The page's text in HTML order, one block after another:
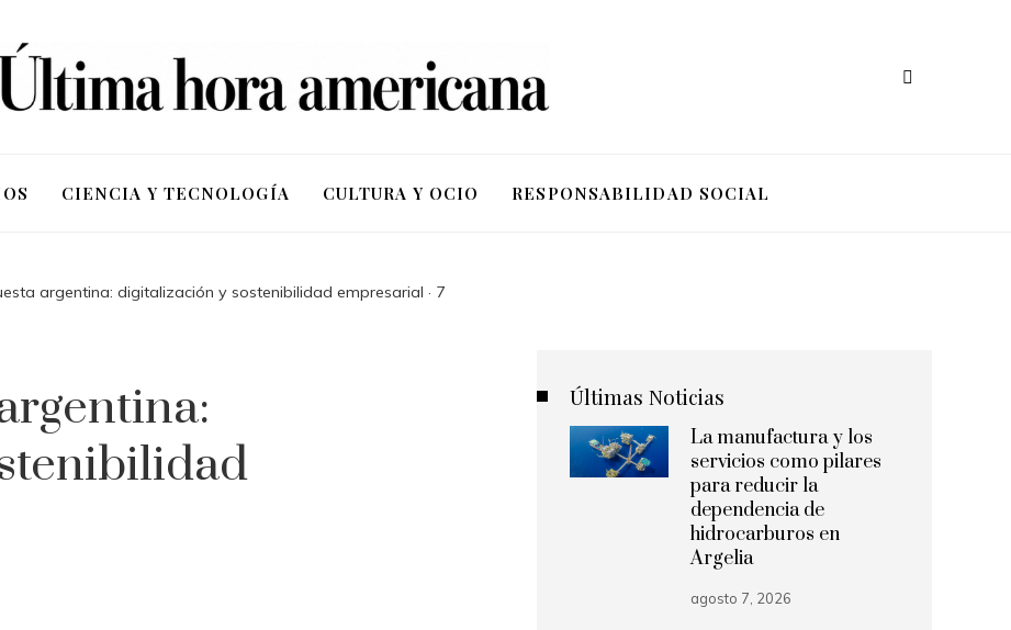
CIENCIA Y TECNOLOGÍA CULTURA Y OCIO RESPONSABILIDAD SOCIAL
argentina: digitalización y sostenibilidad empresarial · 7
Últimas Noticias
La manufactura y los
servicios como pilares
para reducir la
dependencia de
hidrocarburos en
Argelia
agosto 7, 2026